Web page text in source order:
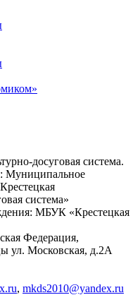
досуговая система.
Муниципальное
система»
МБУК «Крестецкая
Федерация,
ул. Московская, д.2А
, mkds2010@yandex.ru